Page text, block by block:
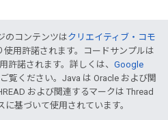
のコンテンツはクリエイティブ・コモ
使用許諾されます。コードサンプルは
許諾されます。詳しくは、 Google
覧ください。Java は Oracle および関
および関連するマークは Thread
基づいて使用されています。